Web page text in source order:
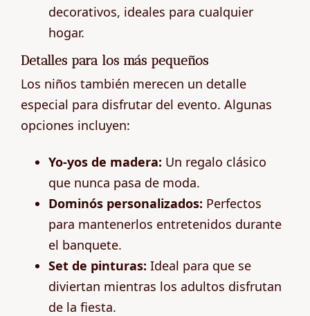
decorativos, ideales para cualquier
hogar.
Detalles para los más pequeños
Los niños también merecen un detalle
especial para disfrutar del evento. Algunas
opciones incluyen:
Yo-yos de madera: Un regalo clásico
que nunca pasa de moda.
Dominós personalizados: Perfectos
para mantenerlos entretenidos durante
el banquete.
Set de pinturas: Ideal para que se
diviertan mientras los adultos disfrutan
de la fiesta.